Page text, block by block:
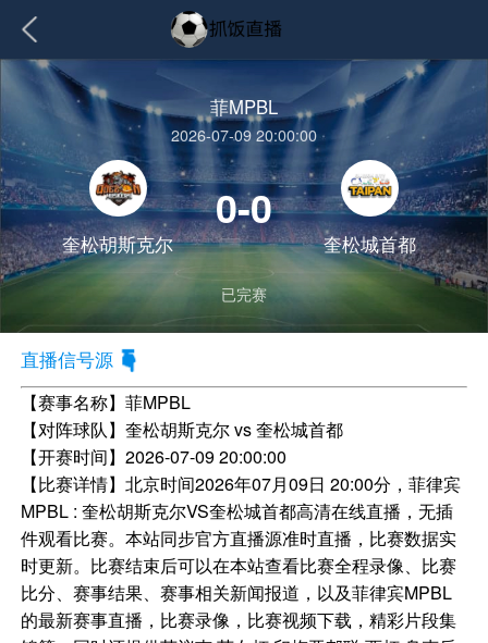
菲MPBL
2026-07-09 20:00:00
奎松胡斯克尔
0-0
奎松城首都
已完赛
直播信号源
【赛事名称】菲MPBL
【对阵球队】奎松胡斯克尔 vs 奎松城首都
【开赛时间】2026-07-09 20:00:00
【比赛详情】北京时间2026年07月09日 20:00分，菲律宾
MPBL : 奎松胡斯克尔VS奎松城首都高清在线直播，无插
件观看比赛。本站同步官方直播源准时直播，比赛数据实
时更新。比赛结束后可以在本站查看比赛全程录像、比赛
比分、赛事结果、赛事相关新闻报道，以及菲律宾MPBL
的最新赛事直播，比赛录像，比赛视频下载，精彩片段集